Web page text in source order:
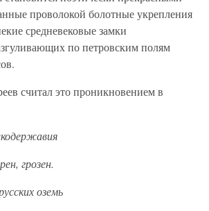
проволокой болотные укрепления
средневековые замки
по петровским полям
считал это проникновением в
грозен.
оземь